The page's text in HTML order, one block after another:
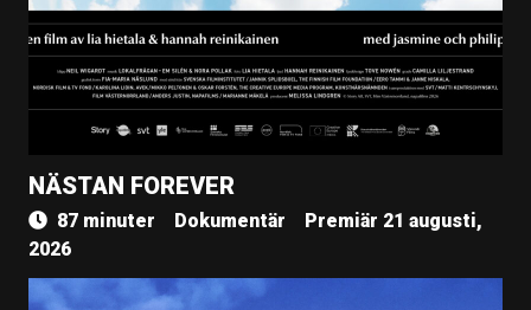
NÄSTAN FOREVER
87 minuter Dokumentär
Premiär 21 augusti,
2026